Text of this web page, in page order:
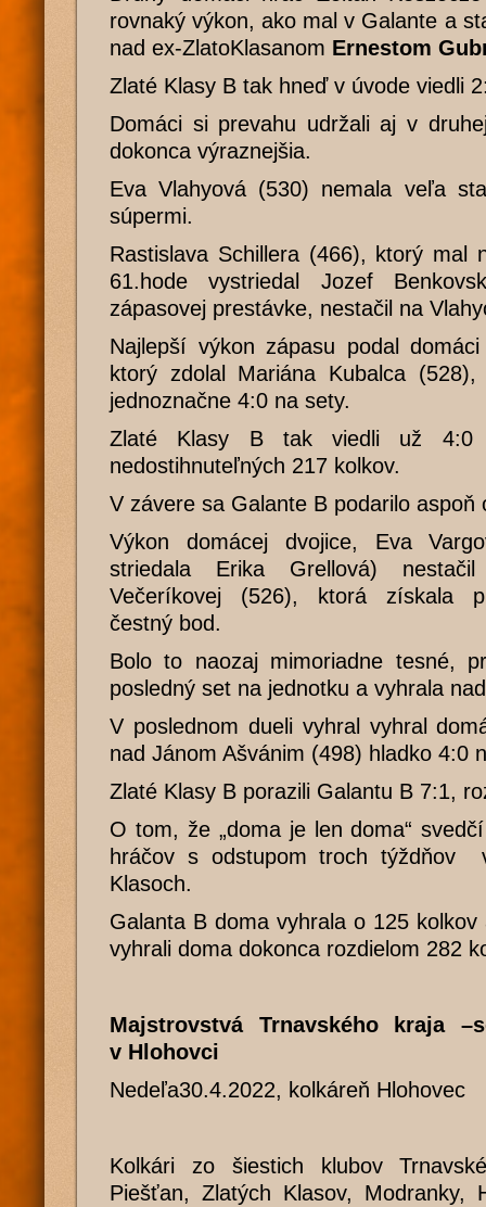
rovnaký výkon, ako mal v Galante a
nad ex-ZlatoKlasanom Ernestom
Zlaté Klasy B tak hneď v úvode viedli
Domáci si prevahu udržali aj v
dokonca výraznejšia.
Eva Vlahyová (530) nemala veľa
súpermi.
Rastislava Schillera (466), ktorý mal
61.hode vystriedal Jozef
zápasovej prestávke, nestačil na
Najlepší výkon zápasu podal
ktorý zdolal Mariána Kubalca
jednoznačne 4:0 na sety.
Zlaté Klasy B tak viedli už
nedostihnuteľných 217 kolkov.
V závere sa Galante B podarilo
Výkon domácej dvojice, Eva
striedala Erika Grellová)
Večeríkovej (526), ktorá získala
čestný bod.
Bolo to naozaj mimoriadne tesné,
posledný set na jednotku a vyhrala
V poslednom dueli vyhral vyhral
nad Jánom Ašvánim (498) hladko 4:0
Zlaté Klasy B porazili Galantu B 7:1,
O tom, že „doma je len doma“
hráčov s odstupom troch týždňov
Klasoch.
Galanta B doma vyhrala o 125
vyhrali doma dokonca rozdielom 282
Majstrovstvá Trnavského kraja
v Hlohovci
Nedeľa30.4.2022, kolkáreň Hlohovec
Kolkári zo šiestich klubov
Piešťan, Zlatých Klasov, Modranky,